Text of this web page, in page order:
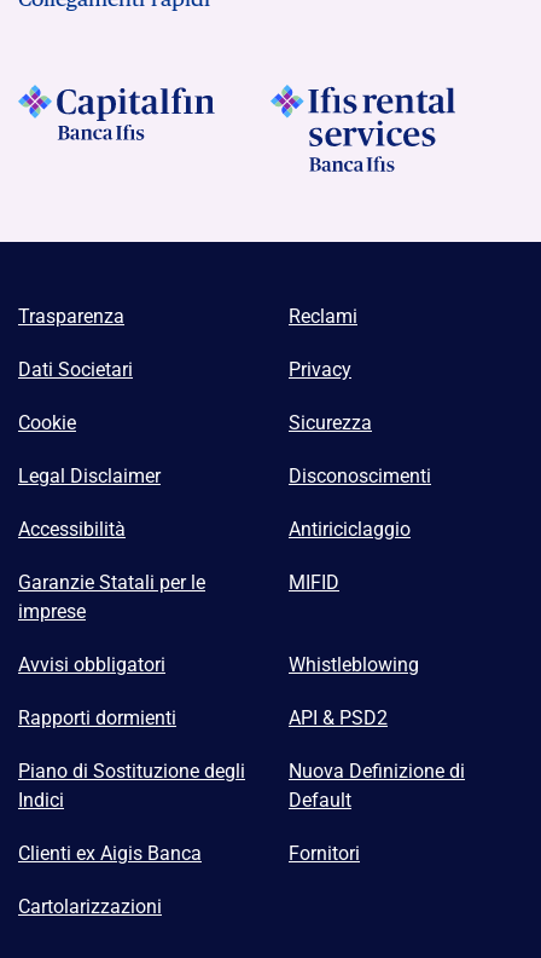
Trasparenza Reclami
Dati Societari Privacy
Cookie Sicurezza
Legal Disclaimer Disconoscimenti
Accessibilità Antiriciclaggio
Garanzie Statali per le
imprese
MIFID
Avvisi obbligatori Whistleblowing
Rapporti dormienti API & PSD2
Piano di Sostituzione degli
Indici
Nuova Definizione di
Default
Clienti ex Aigis Banca Fornitori
Cartolarizzazioni